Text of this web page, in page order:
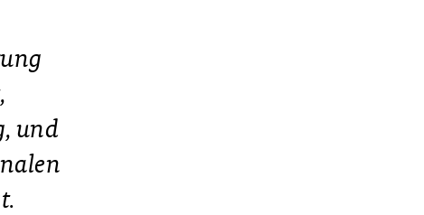
und